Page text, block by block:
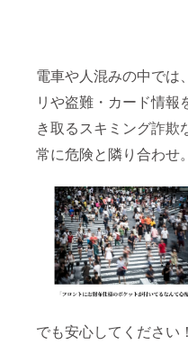
電車や人混みの中では
リや盗難・カード情報
き取るスキミング詐欺
常に危険と隣り合わせ。
でも安心してください